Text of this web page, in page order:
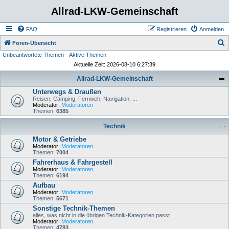
Allrad-LKW-Gemeinschaft
FAQ Anmelden
Registrieren
Foren-Übersicht
Unbeantwortete Themen
Aktive Themen
Aktuelle Zeit: 2026-08-10 6:27:39
Allrad-LKW-Gemeinschaft
Unterwegs & Draußen
Reisen, Camping, Fernweh, Navigation, ...
Moderator: Moderatoren
Themen: 6385
Technik
Motor & Getriebe
Moderator: Moderatoren
Themen: 7004
Fahrerhaus & Fahrgestell
Moderator: Moderatoren
Themen: 6194
Aufbau
Moderator: Moderatoren
Themen: 5671
Sonstige Technik-Themen
alles, was nicht in die übrigen Technik-Kategorien passt
Moderator: Moderatoren
Themen: 4783